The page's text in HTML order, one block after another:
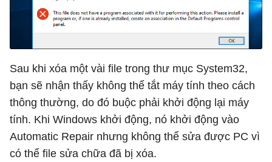
Sau khi xóa một vài file trong thư mục System32,
bạn sẽ nhận thấy không thể tắt máy tính theo cách
thông thường, do đó buộc phải khởi động lại máy
tính. Khi Windows khởi động, nó khởi động vào
Automatic Repair nhưng không thể sửa được PC vì
có thể file sửa chữa đã bị xóa.